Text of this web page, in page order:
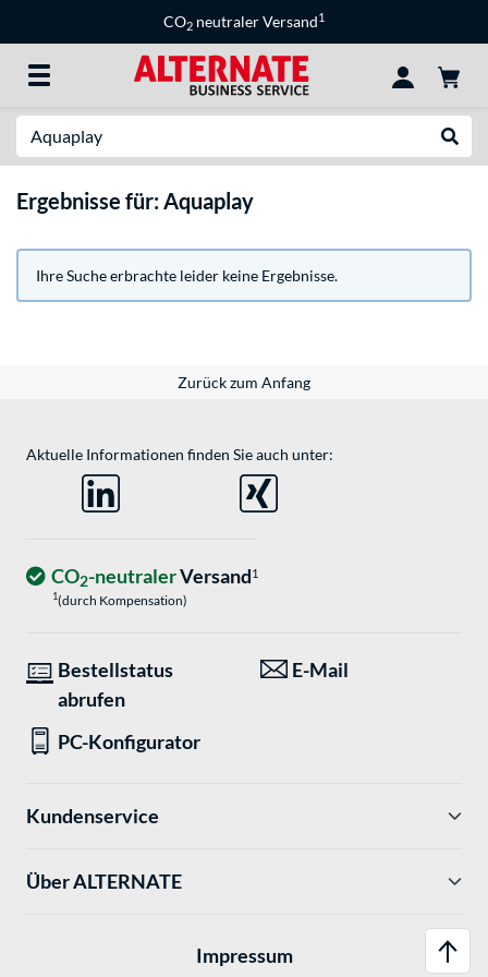
CO2 neutraler Versand1
Ergebnisse für: Aquaplay
Ihre Suche erbrachte leider keine Ergebnisse.
Zurück zum Anfang
Aktuelle Informationen finden Sie auch unter:
CO2-neutralerVersand1
1(durch Kompensation)
Bestellstatus
abrufen
E-Mail
PC-Konfigurator
Kundenservice
Über ALTERNATE
Impressum